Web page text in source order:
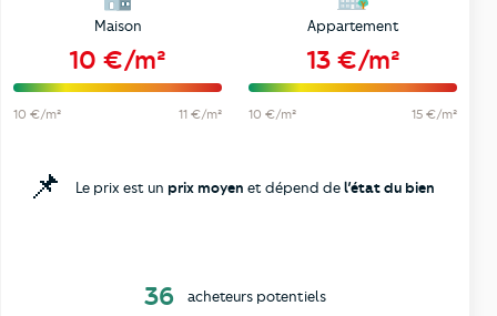
Maison
10 €/m²
10 €/m² 11 €/m²
Appartement
13 €/m²
10 €/m² 15 €/m²
📌 Le prix est un prix moyen et dépend del’état du bien
36 acheteurs potentiels